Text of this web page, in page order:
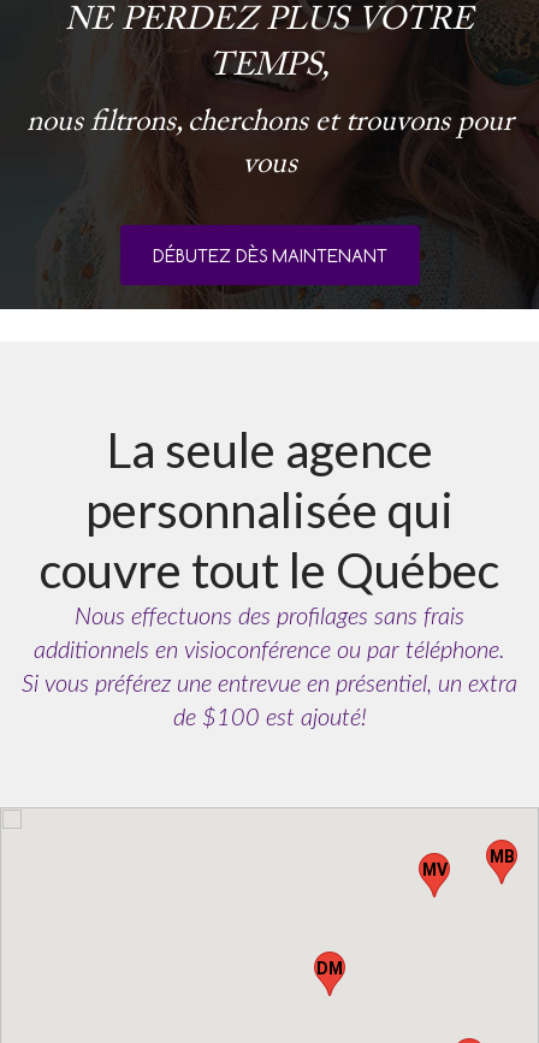
NE PERDEZ PLUS VOTRE
TEMPS,
nous filtrons, cherchons et trouvons pour
vous
DÉBUTEZ DÈS MAINTENANT
La seule agence
personnalisée qui
couvre tout le Québec
Nous effectuons des profilages sans frais
additionnels en visioconférence ou par téléphone.
Si vous préférez une entrevue en présentiel, un extra
de $100 est ajouté!
MB
MV
DM